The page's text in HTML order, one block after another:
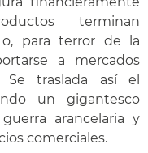
terminan
o, para terror de la
a mercados
Se traslada así el
un gigantesco
arancelaria y
comerciales.